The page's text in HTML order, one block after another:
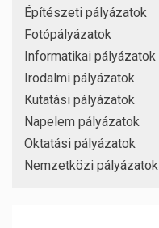
Építészeti pályázatok
Fotópályázatok
Informatikai pályázatok
Irodalmi pályázatok
Kutatási pályázatok
Napelem pályázatok
Oktatási pályázatok
Nemzetközi pályázatok